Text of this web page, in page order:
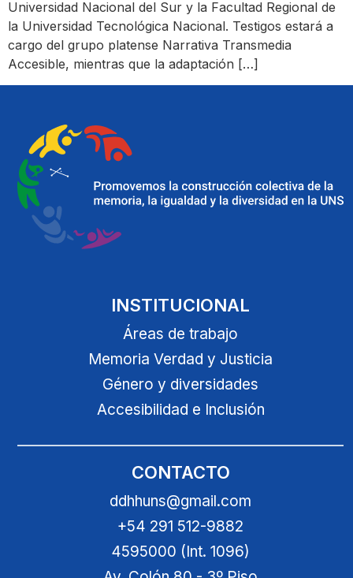
Universidad Nacional del Sur y la Facultad Regional de
la Universidad Tecnológica Nacional. Testigos estará a
cargo del grupo platense Narrativa Transmedia
Accesible, mientras que la adaptación […]
INSTITUCIONAL
Áreas de trabajo
Memoria Verdad y Justicia
Género y diversidades
Accesibilidad e Inclusión
CONTACTO
ddhhuns@gmail.com
+54 291 512-9882
4595000 (Int. 1096)